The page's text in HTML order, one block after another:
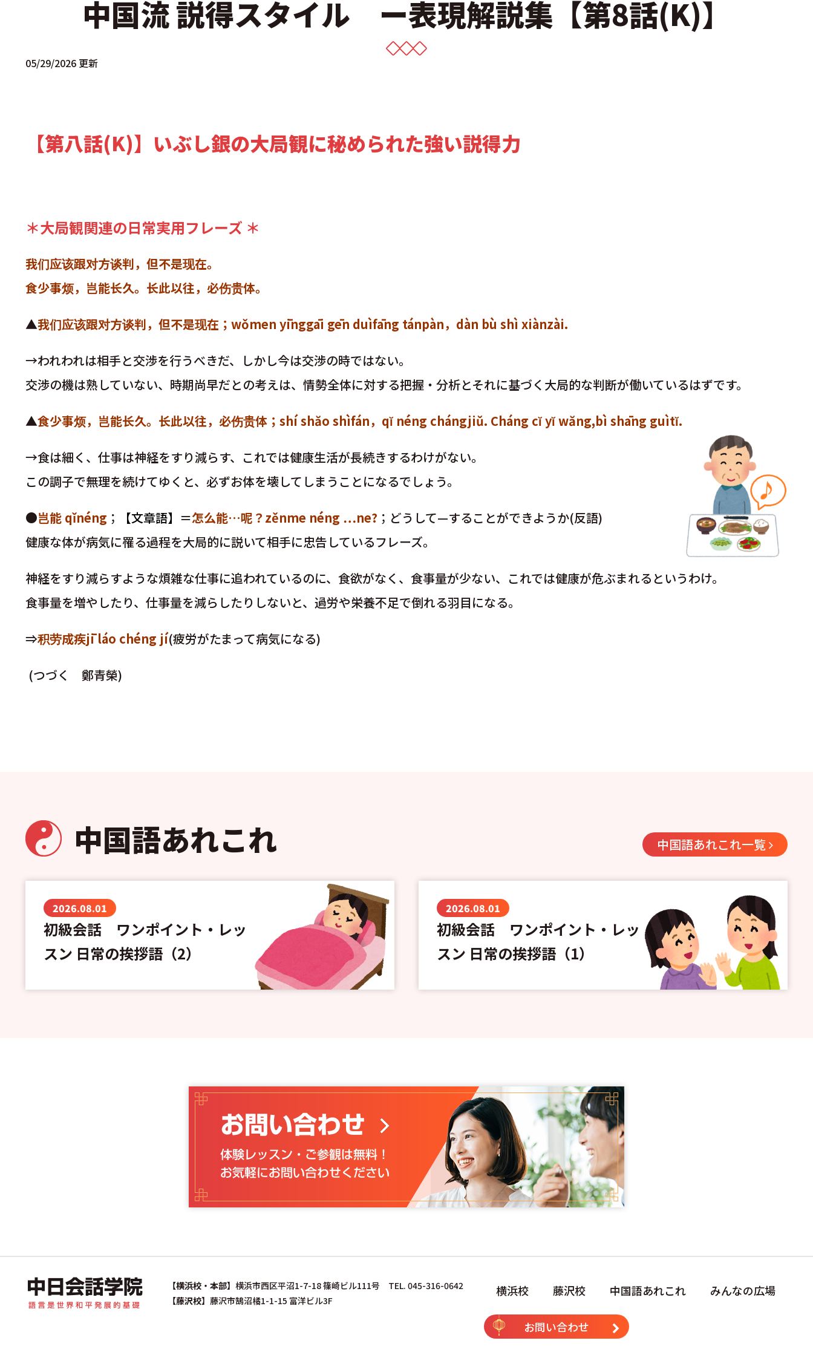
中国流 説得スタイル ー表現解説集【第8話(K)】
05/29/2026 更新
【第八話(K)】いぶし銀の大局観に秘められた強い説得力
＊大局観関連の日常実用フレーズ ＊
我们应该跟对方谈判，但不是现在。
食少事烦，岂能长久。长此以往，必伤贵体。
▲我们应该跟对方谈判，但不是现在；wǒmen yīnggāi gēn duìfāng tánpàn，dàn bù shì xiànzài.
→われわれは相手と交渉を行うべきだ、しかし今は交渉の時ではない。
交渉の機は熟していない、時期尚早だとの考えは、情勢全体に対する把握・分析とそれに基づく大局的な判断が働いているはずです。
▲食少事烦，岂能长久。长此以往，必伤贵体；shí shăo shìfán，qĭ néng chángjiǔ. Cháng cĭ yĭ wăng,bì shāng guìtĭ.
→食は細く、仕事は神経をすり減らす、これでは健康生活が長続きするわけがない。
この調子で無理を続けてゆくと、必ずお体を壊してしまうことになるでしょう。
●岂能 qǐnéng ； 【文章語】 ＝怎么能…呢？zěnme néng …ne? ；どうして—することができようか(反語)
健康な体が病気に罹る過程を大局的に説いて相手に忠告しているフレーズ。
神経をすり減らすような煩雑な仕事に追われているのに、食欲がなく、食事量が少ない、これでは健康が危ぶまれるというわけ。
食事量を増やしたり、仕事量を減らしたりしないと、過労や栄養不足で倒れる羽目になる。
⇒积劳成疾jī láo chéng jí(疲労がたまって病気になる)
(つづく 鄭青榮)
中国語あれこれ 中国語あれこれ一覧
2026.08.01
初級会話 ワンポイント・レッ
スン 日常の挨拶語（2）
2026.08.01
初級会話 ワンポイント・レッ
スン 日常の挨拶語（1）
中日会話学院｜中国語専門塾（横浜校・藤沢校）
【横浜校・本部】 横浜市西区平沼1-7-18 篠崎ビル111号 TEL. 045-316-0642
【藤沢校】 藤沢市鵠沼橘1-1-15 富洋ビル3F
横浜校 藤沢校 中国語あれこれ みんなの広場
お問い合わせ